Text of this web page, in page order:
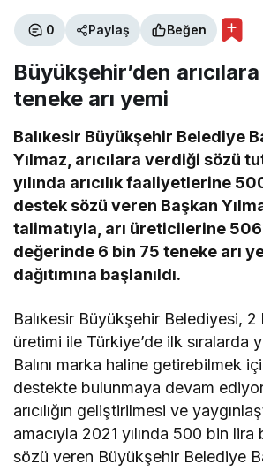
0 Paylaş Beğen
Büyükşehir’den
teneke arı yemi
Balıkesir Büyükşehir Belediye
Yılmaz, arıcılara verdiği sözü
yılında arıcılık faaliyetlerine
destek sözü veren Başkan
talimatıyla, arı üreticilerine
değerinde 6 bin 75 teneke arı
dağıtımına başlanıldı.
Balıkesir Büyükşehir Belediyesi,
üretimi ile Türkiye’de ilk sıralarda
Balını marka haline getirebilmek
destekte bulunmaya devam
arıcılığın geliştirilmesi ve
amacıyla 2021 yılında 500 bin lira
sözü veren Büyükşehir Belediye